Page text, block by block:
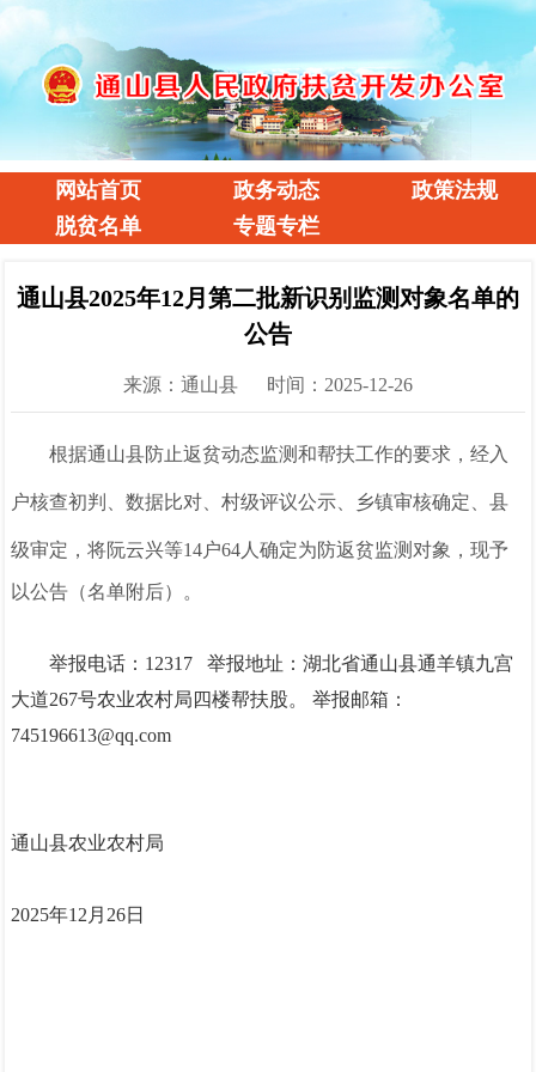
网站首页 政务动态
政策法规
脱贫名单
专题专栏
通山县2025年12月第二批新识别监测对象名单的
公告
来源：通山县 时间：2025-12-26
根据通山县防止返贫动态监测和帮扶工作的要求，经入
户核查初判、数据比对、村级评议公示、乡镇审核确定、县
级审定，将阮云兴等14户64 人确定为防返贫监测对象，现予
以公告（名单附后）。
举报电话：12317 举报地址：湖北省通山县通羊镇九宫
大道267号农业农村局四楼帮扶股。 举报邮箱：
745196613@qq.com
通山县农业农村局
2025年12月26日